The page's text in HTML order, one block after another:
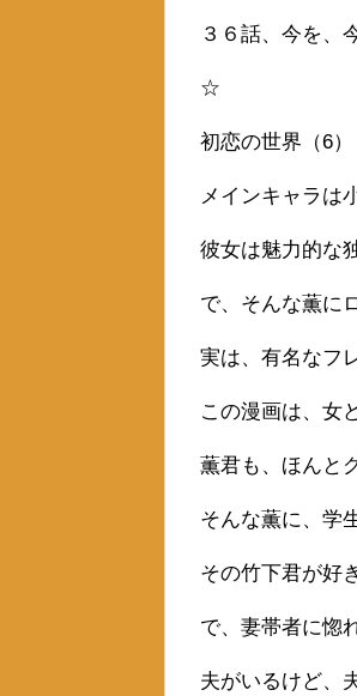
３６話、今を、
☆
初恋の世界（6
メインキャラは
彼女は魅力的な
で、そんな薫に
実は、有名なフ
この漫画は、女
薫君も、ほんと
そんな薫に、学
その竹下君が好
で、妻帯者に惚
夫がいるけど、